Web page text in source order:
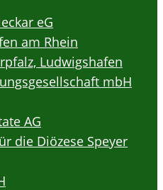
eG
am Rhein
Ludwigshafen
mbH
AG
die Diözese Speyer